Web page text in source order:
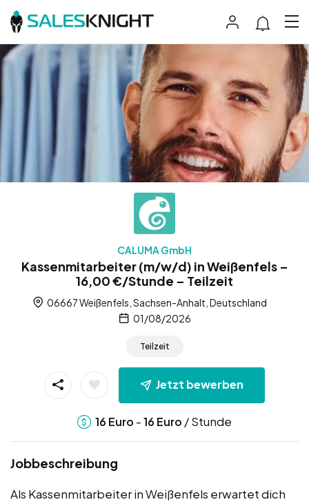
CALUMA GmbH
Kassenmitarbeiter (m/w/d) in Weißenfels –
16,00 €/Stunde – Teilzeit
06667 Weißenfels, Sachsen-Anhalt, Deutschland
01/08/2026
Teilzeit
Jetzt bewerben
16 Euro -16 Euro / Stunde
Jobbeschreibung
Als Kassenmitarbeiter in Weißenfels erwartet dich